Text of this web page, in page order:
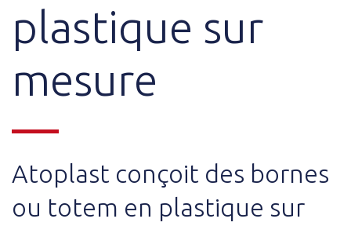
plastique sur
mesure
Atoplast conçoit des bornes
ou totem en plastique sur